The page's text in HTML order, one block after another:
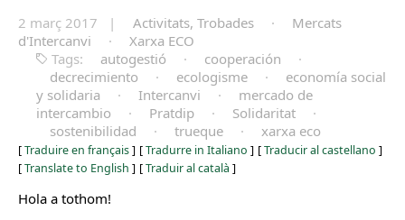
2 març 2017 | Activitats, Trobades ·
Mercats
d'Intercanvi
·
Xarxa ECO
Tags:
autogestió · cooperación
·
decrecimiento
· ecologisme ·
economía social
y solidaria
· Intercanvi ·
mercado de
intercambio
· Pratdip · Solidaritat
·
sostenibilidad
· trueque · xarxa eco
[Traduire en français] [Tradurre in Italiano ] [Traducir al castellano ]
[Translate to English ] [Traduir al català ]
Hola a tothom!